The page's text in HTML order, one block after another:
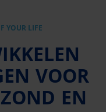
YOUR LIFE
VOOR
EN